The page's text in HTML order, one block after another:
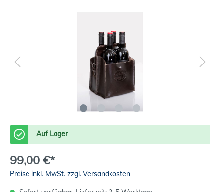
Auf Lager
99,00 €*
Preise inkl. MwSt. zzgl. Versandkosten